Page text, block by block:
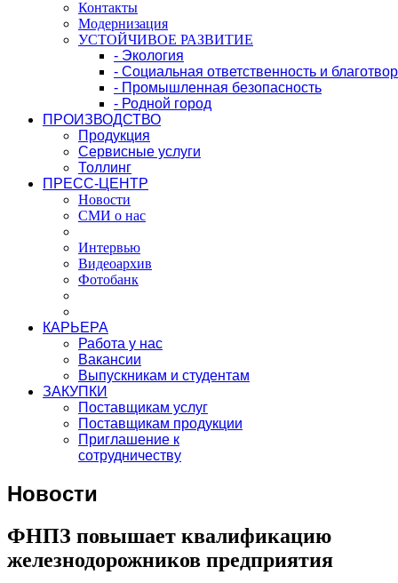
Контакты
Модернизация
УСТОЙЧИВОЕ РАЗВИТИЕ
- Экология
- Социальная ответственность и
- Промышленная безопасность
- Родной город
ПРОИЗВОДСТВО
Продукция
Сервисные услуги
Толлинг
ПРЕСС-ЦЕНТР
Новости
СМИ о нас
Интервью
Видеоархив
Фотобанк
КАРЬЕРА
Работа у нас
Вакансии
Выпускникам и студентам
ЗАКУПКИ
Поставщикам услуг
Поставщикам продукции
Приглашение к
сотрудничеству
Новости
ФНПЗ повышает квалификацию
железнодорожников предприятия